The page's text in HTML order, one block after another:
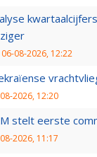
06-08-2026, 12:22
2026, 12:20
stelt eerste
2026, 11:17